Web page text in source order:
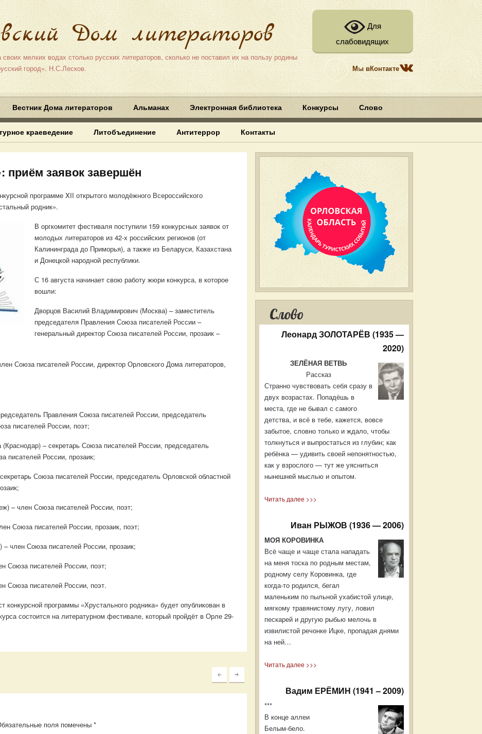
Дом литераторов
мелких водах столько русских литераторов, сколько не поставил их на пользу родины
город». Н.С.Лесков.
Для
слабовидящих
Мы вКонтакте
Вестник Дома литераторов Альманах Электронная библиотека Конкурсы Слово
краеведение Литобъединение Антитеррор Контакты
приём заявок завершён
программе XII открытого молодёжного Всероссийского
родник».
В оргкомитет фестиваля поступили 159 конкурсных заявок от
молодых литераторов из 42-х российских регионов (от
Калининграда до Приморья), а также из Беларуси, Казахстана
и Донецкой народной республики.
С 16 августа начинает свою работу жюри конкурса, в которое
вошли:
Дворцов Василий Владимирович (Москва) – заместитель
председателя Правления Союза писателей России –
генеральный директор Союза писателей России, прозаик –
Союза писателей России, директор Орловского Дома литераторов,
Правления Союза писателей России, председатель
писателей России, поэт;
– секретарь Союза писателей России, председатель
писателей России, прозаик;
Союза писателей России, председатель Орловской областной
– член Союза писателей России, поэт;
Союза писателей России, прозаик, поэт;
член Союза писателей России, прозаик;
Союза писателей России, поэт;
Союза писателей России, поэт.
программы «Хрустального родника» будет опубликован в
состоится на литературном фестивале, который пройдёт в Орле 29-
поля помечены*
Слово
Леонард ЗОЛОТАРЁВ (1935 —
2020)
ЗЕЛЁНАЯ ВЕТВЬ
Рассказ
Странно чувствовать себя сразу в
двух возрастах. Попадёшь в
места, где не бывал с самого
детства, и всё в тебе, кажется, вовсе
забытое, словно только и ждало, чтобы
толкнуться и выпростаться из глубин; как
ребёнка — удивить своей непонятностью,
как у взрослого — тут же уясниться
нынешней мыслью и опытом.
Читать далее >>>
Иван РЫЖОВ (1936 — 2006)
МОЯ КОРОВИНКА
Всё чаще и чаще стала нападать
на меня тоска по родным местам,
родному селу Коровинка, где
когда-то родился, бегал
маленьким по пыльной ухабистой улице,
мягкому травянистому лугу, ловил
пескарей и другую рыбью мелочь в
извилистой речонке Ицке, пропадая днями
на ней…
Читать далее >>>
Вадим ЕРЁМИН (1941 – 2009)
***
В конце аллеи
Белым-бело.